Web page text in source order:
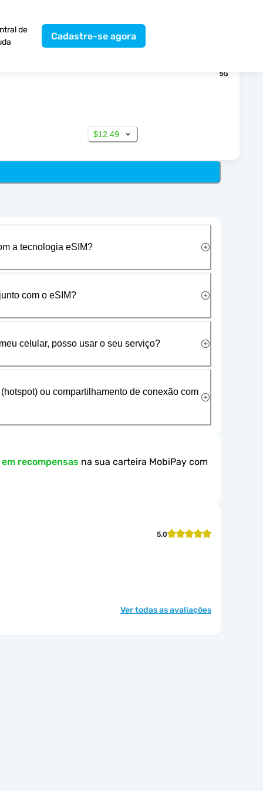
de
Cadastre-se agora
$12.49
a tecnologia eSIM?
com o eSIM?
celular, posso usar o seu serviço?
ou compartilhamento de conexão com
recompensas na sua carteira MobiPay com
5.0
Ver todas as avaliações